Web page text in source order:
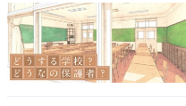
のレベルも相対的に向上
て、1等・2等は差別的と
1969年に国鉄はモノクラ